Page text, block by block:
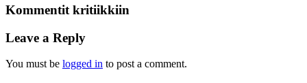
Kommentit kritiikkiin
Leave a Reply
You must be logged in to post a comment.